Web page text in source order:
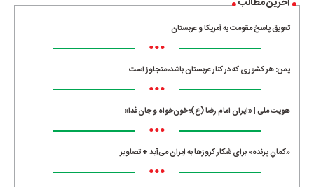
تعویق پاسخ مقومت به آمریکا و عربستان
•••
یمن: هر کشوری که در کنار عربستان باشد، متجاوز است
•••
هویت ملی | «ایران امام رضا (ع)؛ خون‌خواه و جان‌فدا»
•••
«کمانِ پرنده» برای شکار کروزها به ایران می‌آید + تصاویر
•••